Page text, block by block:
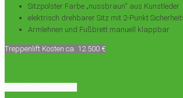
Sitzpolster Farbe „nussbraun“ aus Kunstleder
elektrisch drehbarer Sitz mit 2-Punkt
Armlehnen und Fußbrett manuell klappbar
Treppenlift Kosten ca. 12.500 €